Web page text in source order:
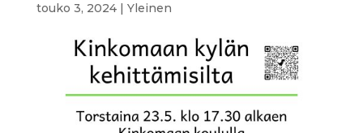
touko 3, 2024| Yleinen